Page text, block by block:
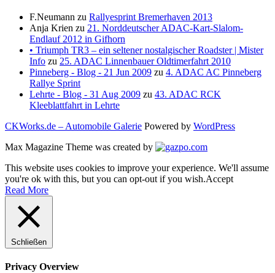
F.Neumann zu Rallyesprint Bremerhaven 2013
Anja Krien zu 21. Norddeutscher ADAC-Kart-Slalom-
Endlauf 2012 in Gifhorn
• Triumph TR3 – ein seltener nostalgischer Roadster | Mister
Info zu 25. ADAC Linnenbauer Oldtimerfahrt 2010
Pinneberg - Blog - 21 Jun 2009 zu 4. ADAC AC Pinneberg
Rallye Sprint
Lehrte - Blog - 31 Aug 2009 zu 43. ADAC RCK
Kleeblattfahrt in Lehrte
CKWorks.de – Automobile Galerie Powered by WordPress
Max Magazine Theme was created by
This website uses cookies to improve your experience. We'll assume
you're ok with this, but you can opt-out if you wish.Accept
Read More
Schließen
Privacy Overview